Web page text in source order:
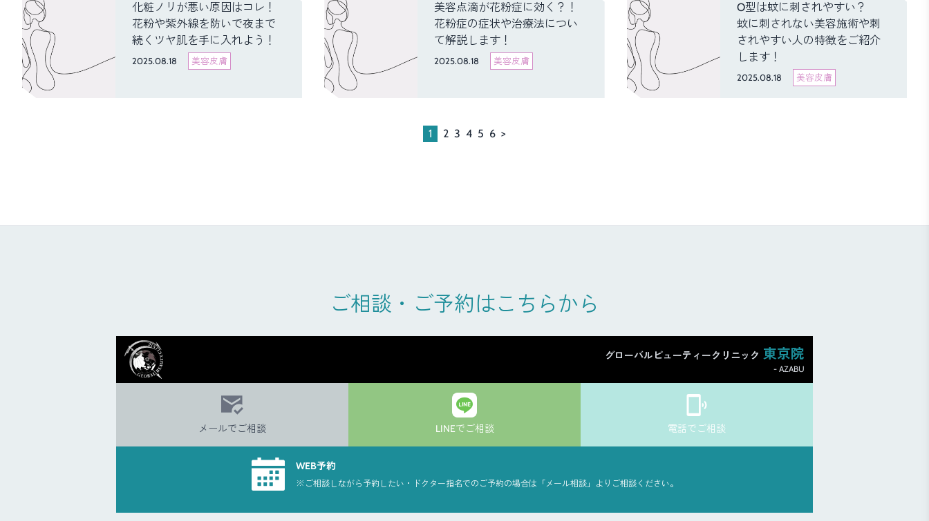
化粧ノリが悪い原因はコレ！
花粉や紫外線を防いで夜まで
続くツヤ肌を手に入れよう！
2025.08.18 美容皮膚
美容点滴が花粉症に効く？！
花粉症の症状や治療法につい
て解説します！
2025.08.18 美容皮膚
O型は蚊に刺されやすい？
蚊に刺されない美容施術や刺
されやすい人の特徴をご紹介
します！
2025.08.18 美容皮膚
1 2 3 4 5 6 >
ご相談・ご予約はこちらから
グローバルビューティークリニック 東京院
- AZABU
メールでご相談 LINEでご相談 電話でご相談
WEB予約
※ご相談しながら予約したい・ドクター指名でのご予約の場合は「メール相談」よりご相談ください。